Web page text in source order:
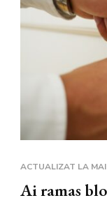
ACTUALIZAT LA
Ai ramas